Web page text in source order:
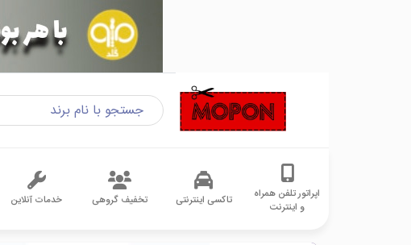
اپراتور تلفن همراه
و اینترنت
تاکسی اینترنتی تخفیف گروهی خدمات آنلاین